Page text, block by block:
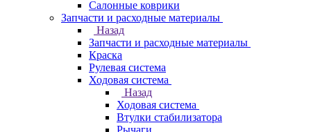
Салонные коврики
Запчасти и расходные материалы
Назад
Запчасти и расходные материалы
Краска
Рулевая система
Ходовая система
Назад
Ходовая система
Втулки стабилизатора